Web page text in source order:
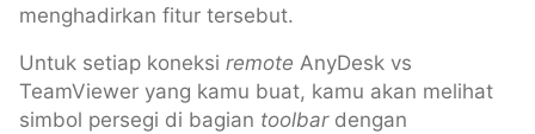
menghadirkan fitur tersebut.
Untuk setiap koneksi remote AnyDesk vs
TeamViewer yang kamu buat, kamu akan melihat
simbol persegi di bagian toolbardengan